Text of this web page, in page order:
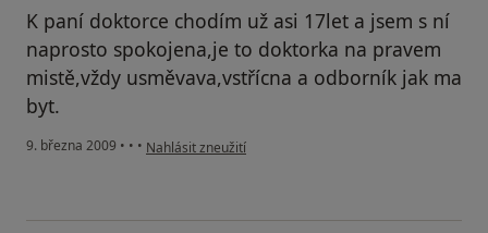
K paní doktorce chodím už asi 17let a jsem s ní
naprosto spokojena,je to doktorka na pravem
mistě,vždy usměvava,vstřícna a odborník jak ma
byt.
9. března 2009 • • • podle názoru uživatele spokojena pacientka
Nahlásit zneužití